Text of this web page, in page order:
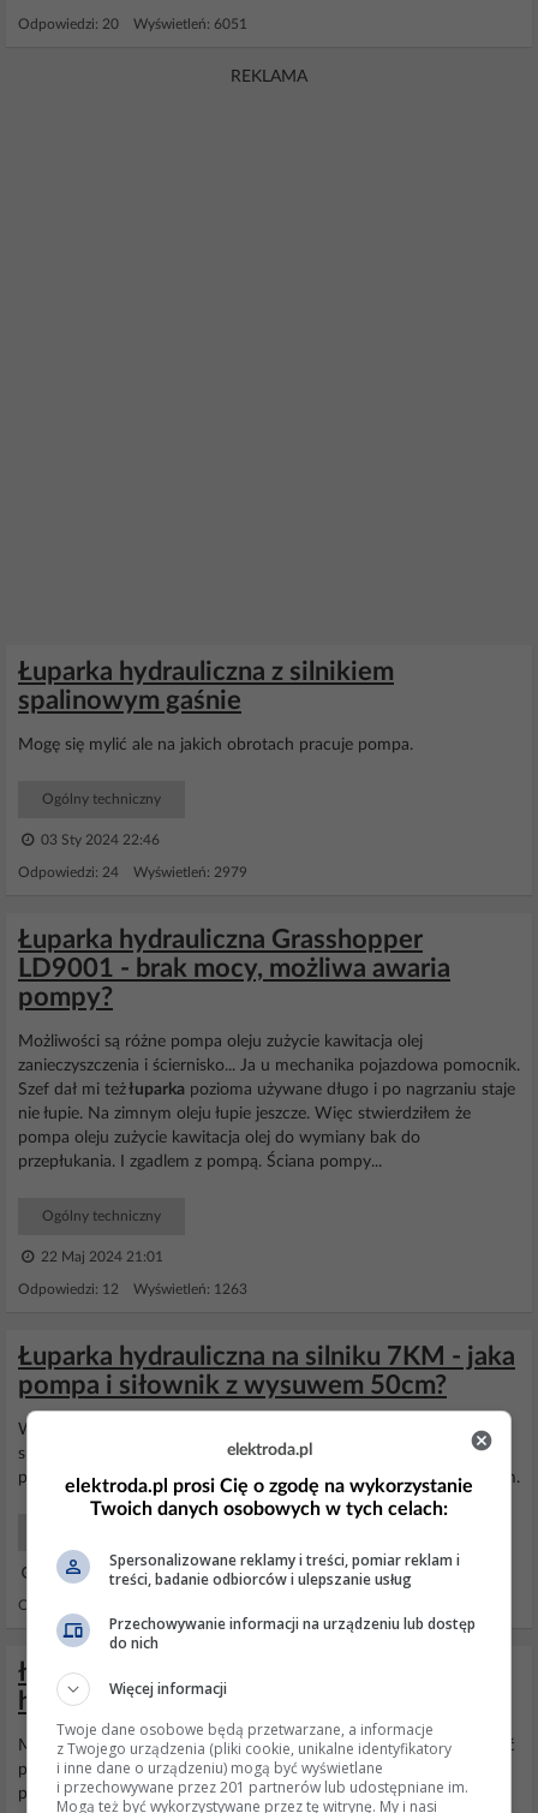
Odpowiedzi: 20 Wyświetleń: 6051
REKLAMA
Łuparka hydrauliczna z silnikiem
spalinowym gaśnie
Mogę się mylić ale na jakich obrotach pracuje pompa.
Ogólny techniczny
03 Sty 2024 22:46
Odpowiedzi: 24 Wyświetleń: 2979
Łuparka hydrauliczna Grasshopper
LD9001 - brak mocy, możliwa awaria
pompy?
Możliwości są różne pompa oleju zużycie kawitacja olej
zanieczyszczenia i ściernisko... Ja u mechanika pojazdowa pomocnik.
Szef dał mi teżłuparka pozioma używane długo i po nagrzaniu staje
nie łupie. Na zimnym oleju łupie jeszcze. Więc stwierdziłem że
pompa oleju zużycie kawitacja olej do wymiany bak do
przepłukania. I zgadlem z pompą. Ściana pompy...
Ogólny techniczny
22 Maj 2024 21:01
Odpowiedzi: 12 Wyświetleń: 1263
Łuparka hydrauliczna na silniku 7KM - jaka
pompa i siłownik z wysuwem 50cm?
Witam, chcę zrobić
hydrauliczną do drewna na silniku
spalinowym z zagęszczarki 7km. Moje pytanie brzmi, jaką pompę
polecacie i jaki siłownik? Interesuje mnie siłownik z wysuwem 50cm.
02 Cze 2024 08:00
Odpowiedzi: 3 Wyświetleń: 303
łuparka hydrauliczna - jak zrobić łuparkę
hydrauliczną napędzaną c-330
Można wykorzystać pompę 330, t25, wózek widłowy. Nie musi być
pierwszej młodości. Na wałku jest trochę mało obrotów bo pompa
pracuje na 1400obr a wałek dużo mniej i nie warto żeby silnik
elektroda.pl
elektroda.pl prosi Cię o zgodę na wykorzystanie
Twoich danych osobowych w tych celach:
Spersonalizowane reklamy i treści, pomiar reklam i
treści, badanie odbiorców i ulepszanie usług
Przechowywanie informacji na urządzeniu lub dostęp
do nich
Więcej informacji
Twoje dane osobowe będą przetwarzane, a informacje
z Twojego urządzenia (pliki cookie, unikalne identyfikatory
i inne dane o urządzeniu) mogą być wyświetlane
i przechowywane przez 201 partnerów lub udostępniane im.
Mogą też być wykorzystywane przez tę witrynę. My i nasi